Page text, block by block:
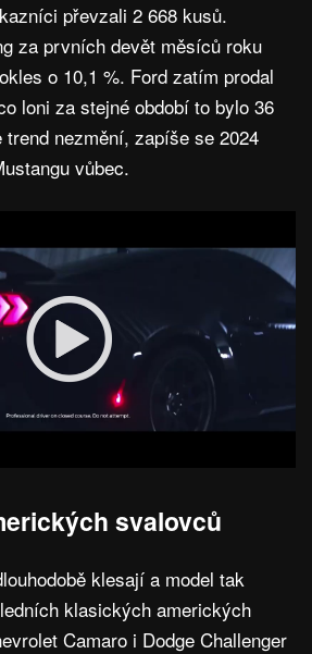
převzali 2 668 kusů.
za prvních devět měsíců roku
o 10,1 %. Ford zatím prodal
loni za stejné období to bylo 36
nezmění, zapíše se 2024
vůbec.
svalovců
klesají a model tak
klasických amerických
Camaro i Dodge Challenger